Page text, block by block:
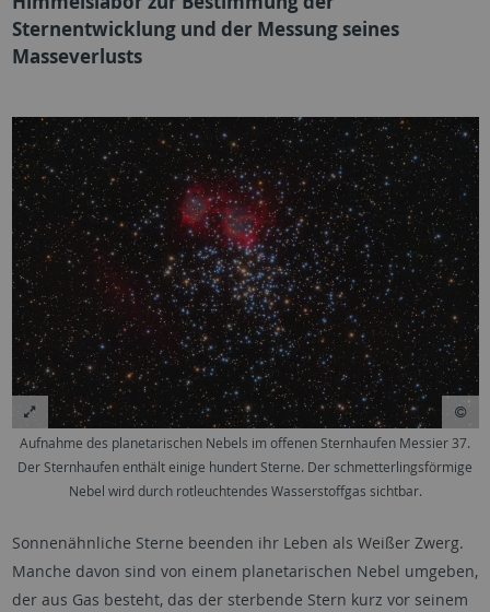
Sternentwicklung und der Messung seines
Masseverlusts
Aufnahme des planetarischen Nebels im offenen Sternhaufen Messier 37.
Der Sternhaufen enthält einige hundert Sterne. Der schmetterlingsförmige
Nebel wird durch rotleuchtendes Wasserstoffgas sichtbar.
Sonnenähnliche Sterne beenden ihr Leben als Weißer Zwerg.
Manche davon sind von einem planetarischen Nebel umgeben,
der aus Gas besteht, das der sterbende Stern kurz vor seinem